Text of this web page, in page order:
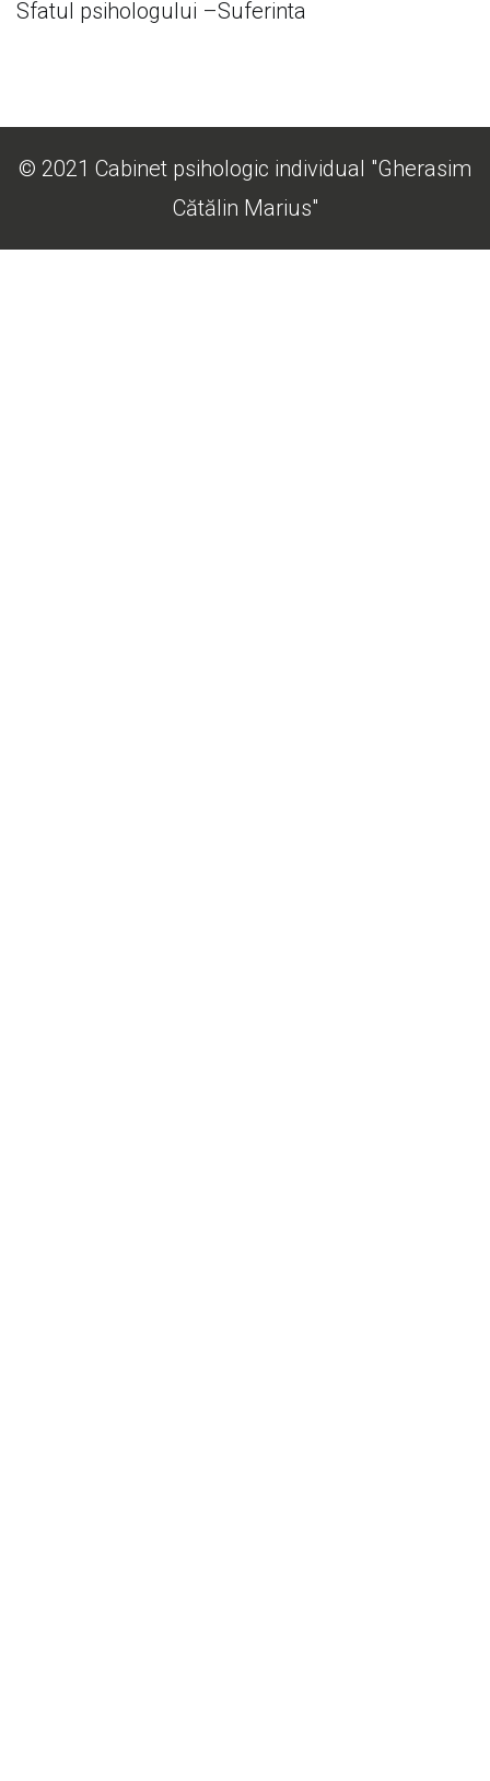
Sfatul psihologului –Suferinta
© 2021 Cabinet psihologic individual "Gherasim
Cătălin Marius"